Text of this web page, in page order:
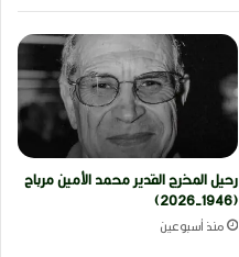
رحيل المخرج القدير محمد الأمين مرباح
(1946-2026)
منذ أسبوعين